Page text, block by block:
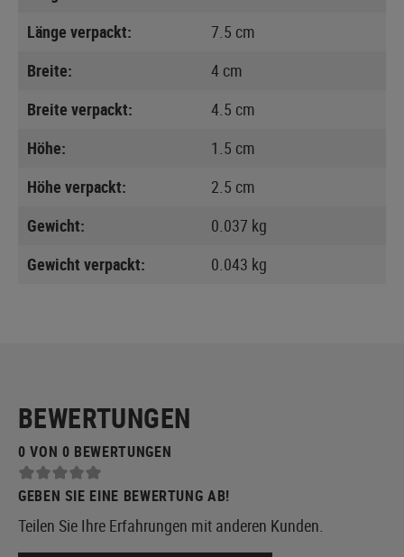
Länge verpackt:
7.5 cm
Breite:
4 cm
Breite verpackt:
4.5 cm
Höhe:
1.5 cm
Höhe verpackt:
2.5 cm
Gewicht:
0.037 kg
Gewicht verpackt:
0.043 kg
BEWERTUNGEN
0 VON 0 BEWERTUNGEN
GEBEN SIE EINE BEWERTUNG AB!
Teilen Sie Ihre Erfahrungen mit anderen Kunden.